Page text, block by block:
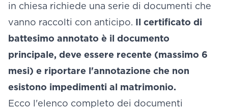
in chiesa richiede una serie di documenti che
vanno raccolti con anticipo. Il certificato di
battesimo annotato è il documento
principale, deve essere recente (massimo 6
mesi) e riportare l'annotazione che non
esistono impedimenti al matrimonio.
Ecco l'elenco completo dei documenti